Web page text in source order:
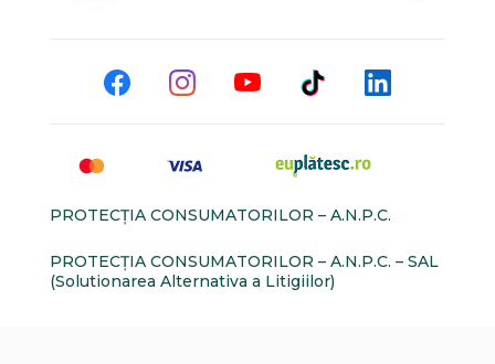
PROTECŢIA CONSUMATORILOR – A.N.P.C.
PROTECŢIA CONSUMATORILOR – A.N.P.C. – SAL
(Solutionarea Alternativa a Litigiilor)